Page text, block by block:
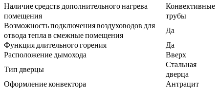
Наличие средств дополнительного нагрева
помещения
Конвективные
трубы
Возможность подключения воздуховодов для
отвода тепла в смежные помещения
Да
Функция длительного горения
Да
Расположение дымохода
Вверх
Тип дверцы
Стальная
дверца
Оформление конвектора
Антрацит